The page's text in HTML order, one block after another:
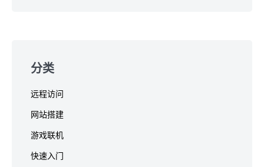
分类
远程访问
网站搭建
游戏联机
快速入门